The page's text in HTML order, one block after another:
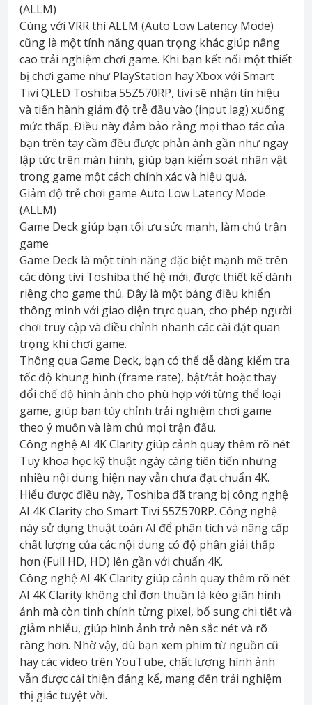
(ALLM)
Cùng với VRR thì ALLM (Auto Low Latency Mode)
cũng là một tính năng quan trọng khác giúp nâng
cao trải nghiệm chơi game. Khi bạn kết nối một thiết
bị chơi game như PlayStation hay Xbox với Smart
Tivi QLED Toshiba 55Z570RP, tivi sẽ nhận tín hiệu
và tiến hành giảm độ trễ đầu vào (input lag) xuống
mức thấp. Điều này đảm bảo rằng mọi thao tác của
bạn trên tay cầm đều được phản ánh gần như ngay
lập tức trên màn hình, giúp bạn kiểm soát nhân vật
trong game một cách chính xác và hiệu quả.
Giảm độ trễ chơi game Auto Low Latency Mode
(ALLM)
Game Deck giúp bạn tối ưu sức mạnh, làm chủ trận
game
Game Deck là một tính năng đặc biệt mạnh mẽ trên
các dòng tivi Toshiba thế hệ mới, được thiết kế dành
riêng cho game thủ. Đây là một bảng điều khiển
thông minh với giao diện trực quan, cho phép người
chơi truy cập và điều chỉnh nhanh các cài đặt quan
trọng khi chơi game.
Thông qua Game Deck, bạn có thể dễ dàng kiểm tra
tốc độ khung hình (frame rate), bật/tắt hoặc thay
đổi chế độ hình ảnh cho phù hợp với từng thể loại
game, giúp bạn tùy chỉnh trải nghiệm chơi game
theo ý muốn và làm chủ mọi trận đấu.
Công nghệ AI 4K Clarity giúp cảnh quay thêm rõ nét
Tuy khoa học kỹ thuật ngày càng tiên tiến nhưng
nhiều nội dung hiện nay vẫn chưa đạt chuẩn 4K.
Hiểu được điều này, Toshiba đã trang bị công nghệ
AI 4K Clarity cho Smart Tivi 55Z570RP. Công nghệ
này sử dụng thuật toán AI để phân tích và nâng cấp
chất lượng của các nội dung có độ phân giải thấp
hơn (Full HD, HD) lên gần với chuẩn 4K.
Công nghệ AI 4K Clarity giúp cảnh quay thêm rõ nét
AI 4K Clarity không chỉ đơn thuần là kéo giãn hình
ảnh mà còn tinh chỉnh từng pixel, bổ sung chi tiết và
giảm nhiễu, giúp hình ảnh trở nên sắc nét và rõ
ràng hơn. Nhờ vậy, dù bạn xem phim từ nguồn cũ
hay các video trên YouTube, chất lượng hình ảnh
vẫn được cải thiện đáng kể, mang đến trải nghiệm
thị giác tuyệt vời.